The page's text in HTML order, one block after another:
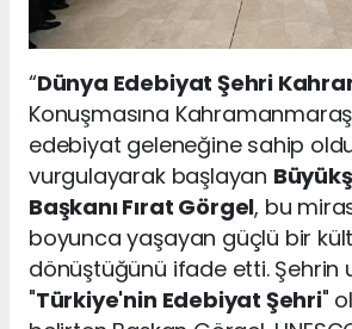
“Dünya Edebiyat Şehri
Konuşmasına
edebiyat geleneğine sahip
vurgulayarak başlayan
Başkanı Fırat Görgel, bu
boyunca yaşayan güçlü bir
dönüştüğünü ifade etti. Şehrin
"Türkiye'nin Edebiyat Şehri"